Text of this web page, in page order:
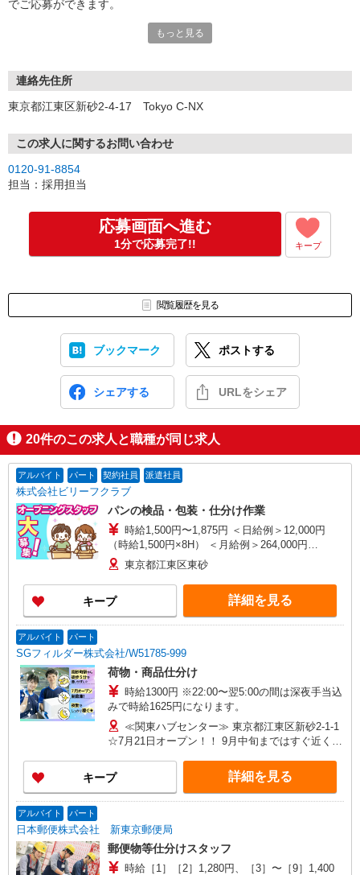
でご応募ができます。
ご都合のいい日程のご調整をお願い致します！
直接の対面面談・電話面談も可能です。
0120-91-8854までご連絡下さい。
《お仕事決定までの基本的な流れ》
1. 面談日の調整
3. お仕事の紹介
お気軽にお問合せください！
もっと見る
連絡先住所
東京都江東区新砂2-4-17 Tokyo C-NX
この求人に関するお問い合わせ
0120-91-8854
担当：採用担当
応募画面へ進む
1分で応募完了!! キープ
閲覧履歴を見る
ブックマーク ポストする
シェアする URLをシェア
20件のこの求人と職種が同じ求人
アルバイト パート 契約社員 派遣社員
株式会社ビリーフクラブ
パンの検品・包装・仕分け作業
時給1,500円〜1,875円 ＜日給例＞12,000円
（時給1,500円×8H） ＜月給例＞264,000円
（12,000円×22日） ※経験・能力等による
東京都江東区東砂
キープ 詳細を見る
アルバイト パート
SGフィルダー株式会社/W51785-999
荷物・商品仕分け
時給1300円 ※22:00〜翌5:00の間は深夜手当込
みで時給1625円になります。
≪関東ハブセンター≫ 東京都江東区新砂2-1-1
☆7月21日オープン！！ 9月中旬まではすぐ近くの
ございます◎ 「南砂町駅」徒歩5分！
キープ 詳細を見る
アルバイト パート
日本郵便株式会社 新東京郵便局
郵便物等仕分けスタッフ
時給［1］［2］1,280円、［3］〜［9］1,400